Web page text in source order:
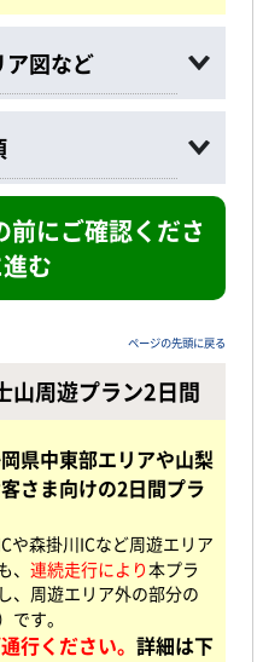
図など
前にご確認くださ
む
ページの先頭に戻る
山周遊プラン2日間
県中東部エリアや山梨
さま向けの2日間プラ
や森掛川ICなど周遊エリア
連続走行により本プラ
、周遊エリア外の部分の
です。
行ください。 詳細は下